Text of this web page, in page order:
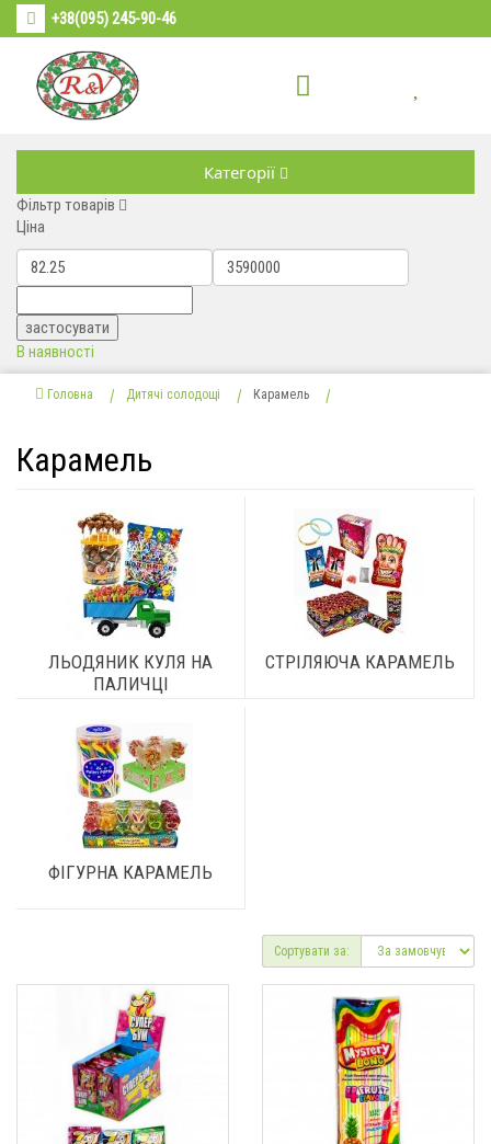
+38(095) 245-90-46
Категорії
Фільтр товарів
Ціна
В наявності
Головна Дитячі солодощі Карамель
Карамель
ЛЬОДЯНИК КУЛЯ НА
ПАЛИЧЦІ
СТРІЛЯЮЧА КАРАМЕЛЬ
ФІГУРНА КАРАМЕЛЬ
Сортувати за: